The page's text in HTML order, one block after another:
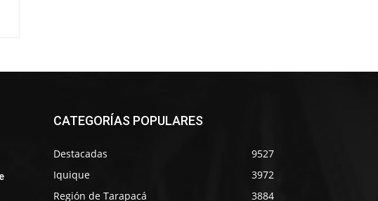
CATEGORÍAS POPULARES
Destacadas
9527
Iquique
3972
Región de Tarapacá
3884